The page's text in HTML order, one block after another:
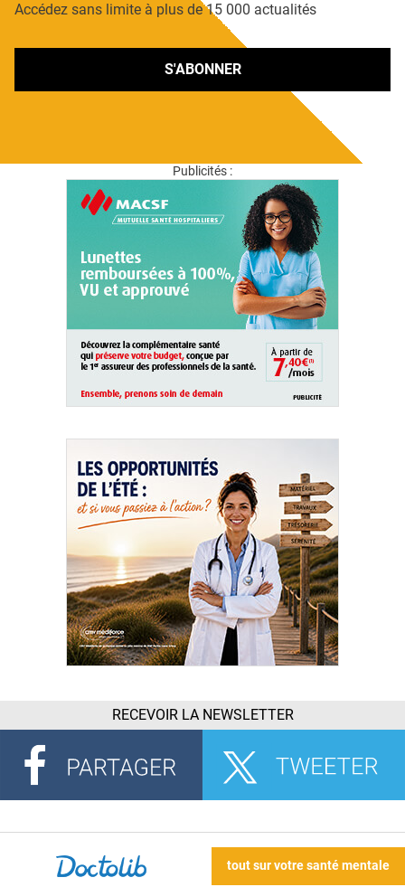
Accédez sans limite à plus de 15 000 actualités
S'ABONNER
Publicités :
RECEVOIR LA NEWSLETTER
tout sur votre santé mentale